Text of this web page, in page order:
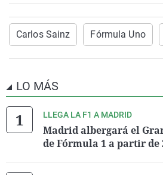
Carlos Sainz Fórmula Uno
LO MÁS
LLEGA LA F1 A MADRID
Madrid albergará el
de Fórmula 1 a partir de